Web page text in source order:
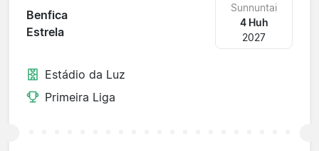
Benfica
Estrela
Sunnuntai
4 Huh
2027
Estádio da Luz
Primeira Liga